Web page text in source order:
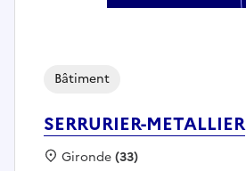
SERRURIER-METALLIER
Bâtiment
Localisation :
Gironde(33)